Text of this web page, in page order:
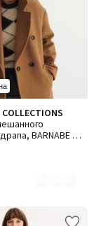
BARNABE /